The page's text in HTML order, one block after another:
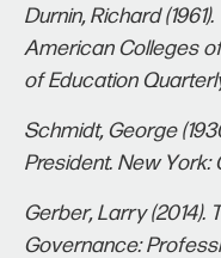
Durnin, Richard
American Colleges
of Education
Schmidt, George
President. New York:
Gerber, Larry (2014).
Governance: